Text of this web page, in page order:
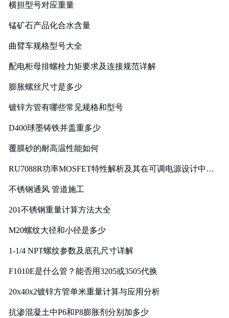
横担型号对应重量
锰矿石产品化合水含量
曲臂车规格型号大全
配电柜母排螺栓力矩要求及连接规范详解
膨胀螺丝尺寸是多少
镀锌方管有哪些常见规格和型号
D400球墨铸铁井盖重多少
覆膜砂的耐高温性能如何
RU7088R功率MOSFET特性解析及其在可调电源设计中的
不锈钢通风 管道施工
201不锈钢重量计算方法大全
M20螺纹大径和小径是多少
1-1/4 NPT螺纹参数及底孔尺寸详解
F1010E是什么管？能否用3205或3505代换
20x40x2镀锌方管单米重量计算与应用分析
抗渗混凝土中P6和P8膨胀剂分别加多少